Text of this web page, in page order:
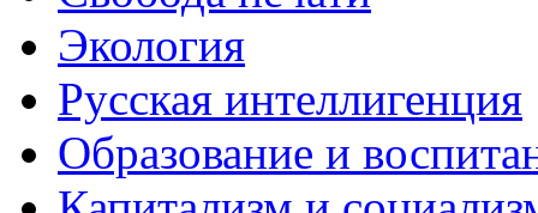
Экология
Русская интеллигенция
Образование и